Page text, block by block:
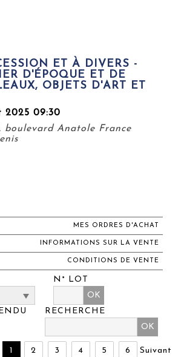
ET À DIVERS -
D'ÉPOQUE ET DE
OBJETS D'ART ET
2025 09:30
boulevard Anatole France
MES ORDRES D'ACHAT
INFORMATIONS SUR LA VENTE
CONDITIONS DE VENTE
N° LOT
OK
RECHERCHE
1 2 3 4 5 6 Suivant